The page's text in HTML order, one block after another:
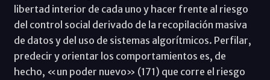
libertad interior de cada uno y hacer frente al riesgo
del control social derivado de la recopilación masiva
de datos y del uso de sistemas algorítmicos. Perfilar,
predecir y orientar los comportamientos es, de
hecho, «un poder nuevo» (171) que corre el riesgo